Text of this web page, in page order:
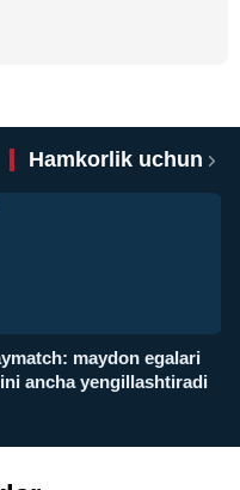
Hamkorlik uchun
maydon egalari
ancha yengillashtiradi